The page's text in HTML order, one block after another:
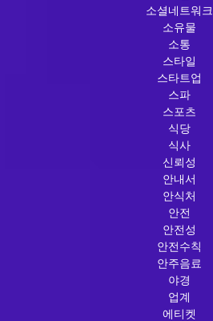
소셜네트워크
소유물
소통
스타일
스타트업
스파
스포츠
식당
식사
신뢰성
안내서
안식처
안전
안전성
안전수칙
안주음료
야경
업계
에티켓